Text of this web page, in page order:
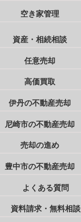
空き家管理
資産・相続相談
任意売却
高価買取
伊丹の不動産売却
尼崎市の不動産売却
売却の進め
豊中市の不動産売却
よくある質問
資料請求・無料相談